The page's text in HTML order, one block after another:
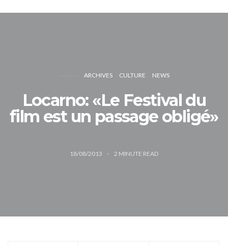
ARCHIVES CULTURE NEWS
Locarno: «Le Festival du
film est un passage obligé»
18/08/2013 2 MINUTE READ